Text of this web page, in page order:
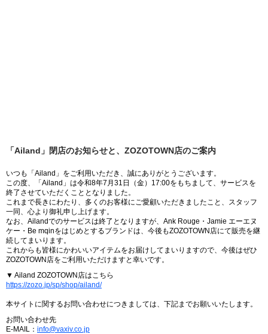
「Ailand」閉店のお知らせと、ZOZOTOWN店のご案内
いつも「Ailand」をご利用いただき、誠にありがとうございます。
この度、「Ailand」は令和8年7月31日（金）17:00をもちまして、サービスを
終了させていただくこととなりました。
これまで長きにわたり、多くのお客様にご愛顧いただきましたこと、スタッフ
一同、心より御礼申し上げます。
なお、Ailandでのサービスは終了となりますが、Ank Rouge・Jamie エーエヌ
ケー・Be mqinをはじめとするブランドは、今後もZOZOTOWN店にて販売を継
続してまいります。
これからも皆様にかわいいアイテムをお届けしてまいりますので、今後はぜひ
ZOZOTOWN店をご利用いただけますと幸いです。
▼ Ailand ZOZOTOWN店はこちら
https://zozo.jp/sp/shop/ailand/
本サイトに関するお問い合わせにつきましては、下記までお願いいたします。
お問い合わせ先
E-MAIL： info@vaxiv.co.jp